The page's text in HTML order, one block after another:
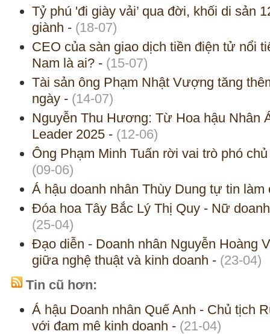
Tỷ phú 'đi giày vải’ qua đời, khối di sản
giành - (18-07)
CEO của sàn giao dịch tiền điện tử nổi
Nam là ai? - (15-07)
Tài sản ông Phạm Nhật Vượng tăng
ngày - (14-07)
Nguyễn Thu Hương: Từ Hoa hậu Nhân
Leader 2025 - (12-06)
Ông Phạm Minh Tuấn rời vai trò phó
(09-06)
Á hậu doanh nhân Thùy Dung tự tin làm
Đóa hoa Tây Bắc Lý Thị Quy - Nữ
(25-04)
Đạo diễn - Doanh nhân Nguyễn Hoàng
giữa nghệ thuật và kinh doanh - (23-04)
Tin cũ hơn:
Á hậu Doanh nhân Quế Anh - Chủ tịch
với đam mê kinh doanh - (21-04)